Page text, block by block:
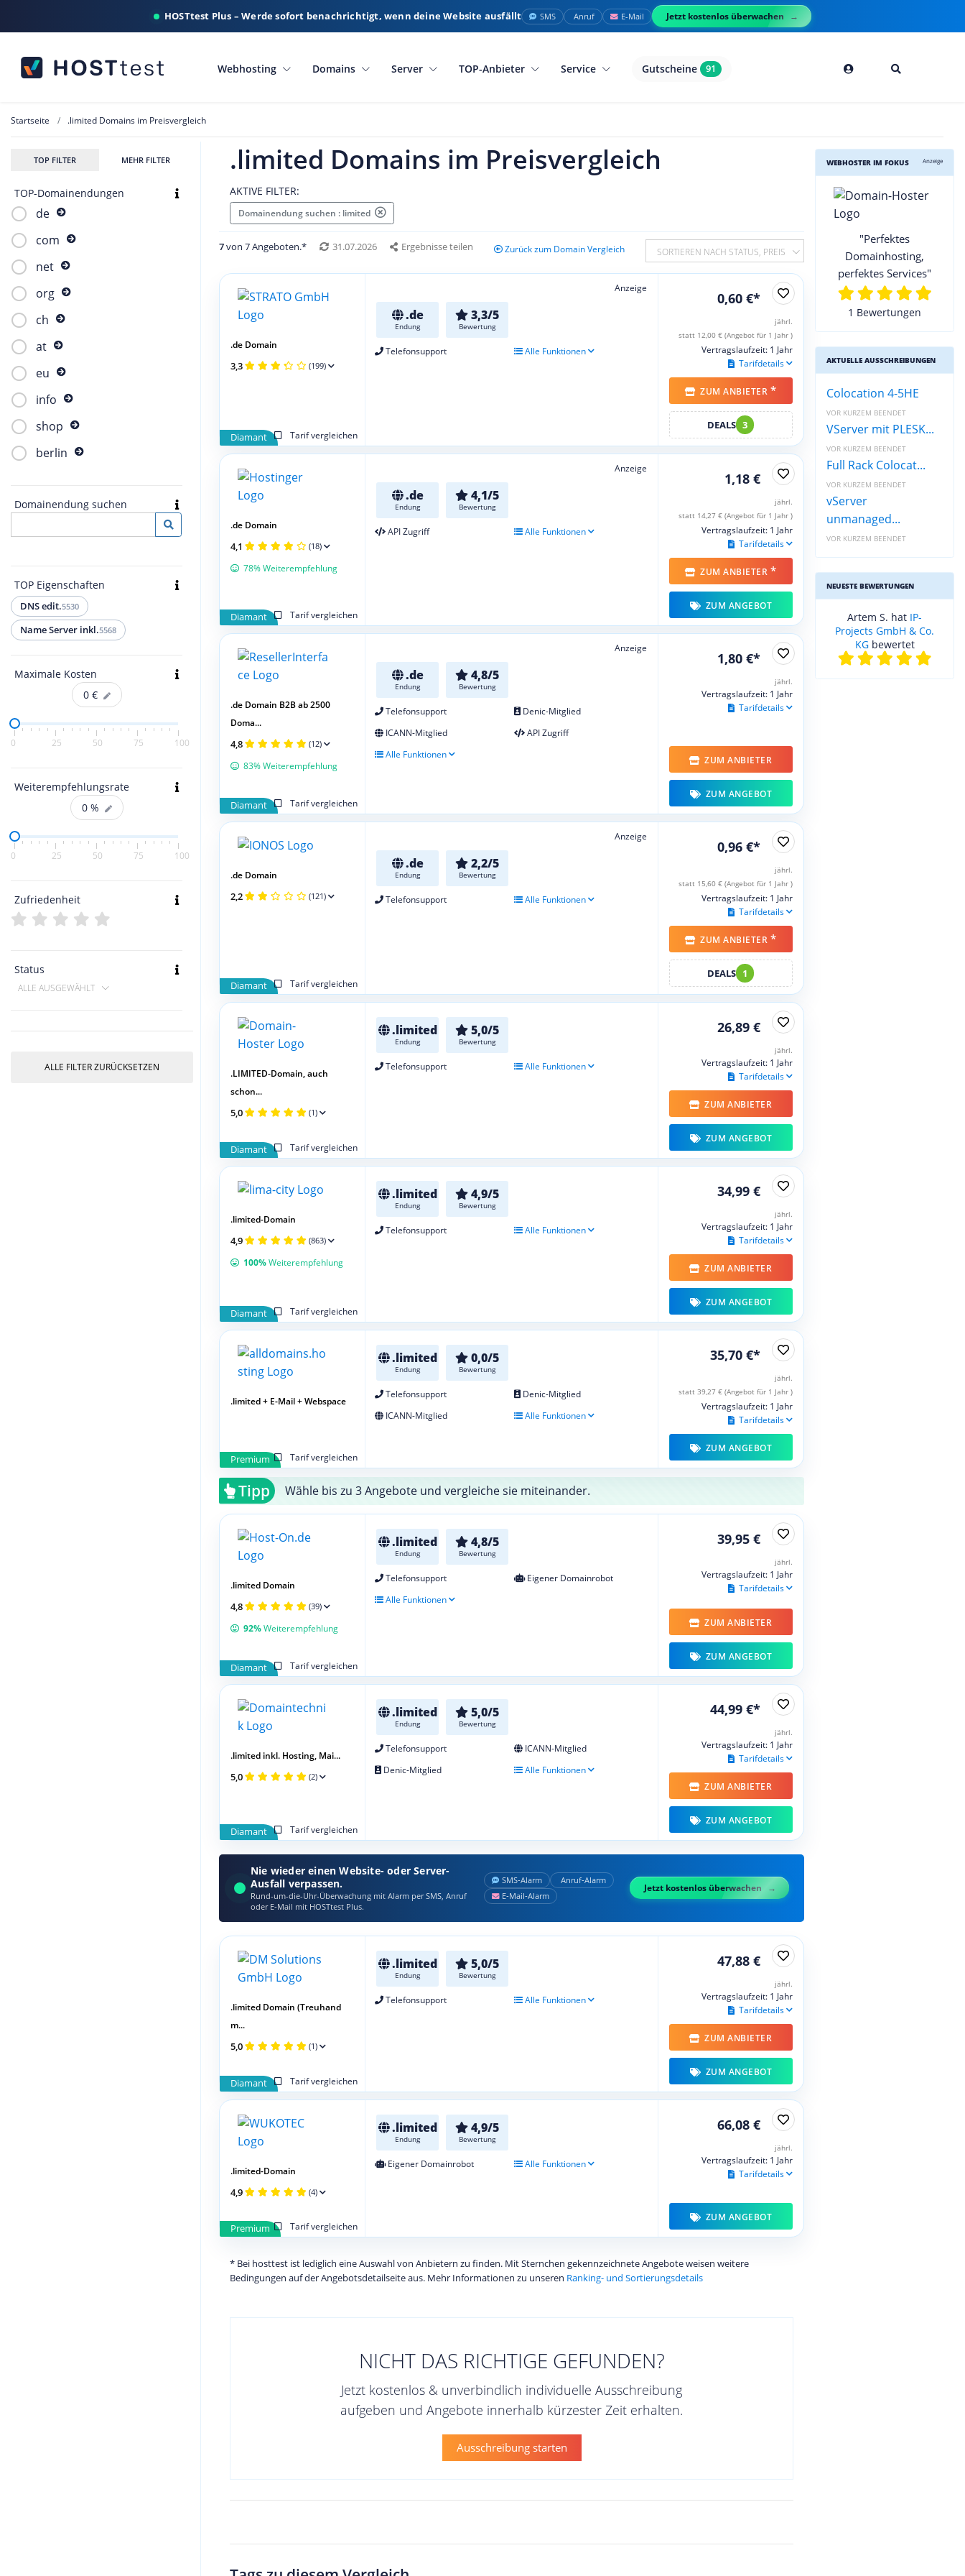
HOSTtest Plus – Werde sofort benachrichtigt, wenn deine Website ausfällt SMS Anruf E-Mail Jetzt kostenlos überwachen
Webhosting Domains Server TOP-Anbieter Service Gutscheine 91
Startseite .limited Domains im Preisvergleich
TOP FILTER MEHR FILTER
TOP-Domainendungen
de
com
net
org
ch
at
eu
info
shop
berlin
Domainendung suchen
TOP Eigenschaften
DNS edit.5530
Name Server inkl.5568
Maximale Kosten
0 €
0 25 50 75 100
Weiterempfehlungsrate
0 %
0 25 50 75 100
Zufriedenheit
Status
ALLE AUSGEWÄHLT
ALLE FILTER ZURÜCKSETZEN
.limited Domains im Preisvergleich
AKTIVE FILTER:
Domainendung suchen : limited
7von 7 Angeboten.* 31.07.2026 Ergebnisse teilen Zurück zum Domain Vergleich SORTIEREN NACH STATUS, PREIS
Anzeige
.de
Endung
3,3/5
Bewertung
Telefonsupport Alle Funktionen
Diamant Tarif vergleichen
.de Domain
3,3 (199)
0,60 €*
jährl.
statt 12,00 € (Angebot für 1 Jahr )
Vertragslaufzeit: 1 Jahr
Tarifdetails
ZUM ANBIETER *
DEALS 3
Anzeige
.de
Endung
4,1/5
Bewertung
API Zugriff Alle Funktionen
Diamant Tarif vergleichen
.de Domain
4,1 (18)
78% Weiterempfehlung
1,18 €
jährl.
statt 14,27 € (Angebot für 1 Jahr )
Vertragslaufzeit: 1 Jahr
Tarifdetails
ZUM ANBIETER *
ZUM ANGEBOT
Anzeige
.de
Endung
4,8/5
Bewertung
Telefonsupport
Denic-Mitglied
ICANN-Mitglied
API Zugriff
Alle Funktionen
Diamant Tarif vergleichen
.de Domain B2B ab 2500
Doma...
4,8 (12)
83% Weiterempfehlung
1,80 €*
jährl.
Vertragslaufzeit: 1 Jahr
Tarifdetails
ZUM ANBIETER
ZUM ANGEBOT
Anzeige
.de
Endung
2,2/5
Bewertung
Telefonsupport Alle Funktionen
Diamant Tarif vergleichen
.de Domain
2,2 (121)
0,96 €*
jährl.
statt 15,60 € (Angebot für 1 Jahr )
Vertragslaufzeit: 1 Jahr
Tarifdetails
ZUM ANBIETER *
DEALS 1
.limited
Endung
5,0/5
Bewertung
Telefonsupport Alle Funktionen
Diamant Tarif vergleichen
.LIMITED-Domain, auch
schon...
5,0 (1)
26,89 €
jährl.
Vertragslaufzeit: 1 Jahr
Tarifdetails
ZUM ANBIETER
ZUM ANGEBOT
.limited
Endung
4,9/5
Bewertung
Telefonsupport Alle Funktionen
Diamant Tarif vergleichen
.limited-Domain
4,9 (863)
100%Weiterempfehlung
34,99 €
jährl.
Vertragslaufzeit: 1 Jahr
Tarifdetails
ZUM ANBIETER
ZUM ANGEBOT
.limited
Endung
0,0/5
Bewertung
Telefonsupport
Denic-Mitglied
ICANN-Mitglied
Alle Funktionen
Premium Tarif vergleichen
.limited + E-Mail + Webspace
35,70 €*
jährl.
statt 39,27 € (Angebot für 1 Jahr )
Vertragslaufzeit: 1 Jahr
Tarifdetails
ZUM ANGEBOT
Tipp Wähle bis zu 3 Angebote und vergleiche sie miteinander.
.limited
Endung
4,8/5
Bewertung
Telefonsupport
Eigener Domainrobot
Alle Funktionen
Diamant Tarif vergleichen
.limited Domain
4,8 (39)
92%Weiterempfehlung
39,95 €
jährl.
Vertragslaufzeit: 1 Jahr
Tarifdetails
ZUM ANBIETER
ZUM ANGEBOT
.limited
Endung
5,0/5
Bewertung
Telefonsupport
ICANN-Mitglied
Denic-Mitglied
Alle Funktionen
Diamant Tarif vergleichen
.limited inkl. Hosting, Mai...
5,0 (2)
44,99 €*
jährl.
Vertragslaufzeit: 1 Jahr
Tarifdetails
ZUM ANBIETER
ZUM ANGEBOT
Nie wieder einen Website- oder Server-
Ausfall verpassen.
Rund-um-die-Uhr-Überwachung mit Alarm per SMS, Anruf
oder E‑Mail mit HOSTtest Plus.
SMS‑Alarm
Anruf‑Alarm
E‑Mail‑Alarm
Jetzt kostenlos überwachen
.limited
Endung
5,0/5
Bewertung
Telefonsupport Alle Funktionen
Diamant Tarif vergleichen
.limited Domain (Treuhand
m...
5,0 (1)
47,88 €
jährl.
Vertragslaufzeit: 1 Jahr
Tarifdetails
ZUM ANBIETER
ZUM ANGEBOT
.limited
Endung
4,9/5
Bewertung
Eigener Domainrobot Alle Funktionen
Premium Tarif vergleichen
.limited-Domain
4,9 (4)
66,08 €
jährl.
Vertragslaufzeit: 1 Jahr
Tarifdetails
ZUM ANGEBOT
* Bei hosttest ist lediglich eine Auswahl von Anbietern zu finden. Mit Sternchen gekennzeichnete Angebote weisen weitere
Bedingungen auf der Angebotsdetailseite aus. Mehr Informationen zu unseren Ranking- und Sortierungsdetails
NICHT DAS RICHTIGE GEFUNDEN?
Jetzt kostenlos & unverbindlich individuelle Ausschreibung
aufgeben und Angebote innerhalb kürzester Zeit erhalten.
Ausschreibung starten
WEBHOSTER IM FOKUS Anzeige
"Perfektes
Domainhosting,
perfektes Services"
1 Bewertungen
AKTUELLE AUSSCHREIBUNGEN
Colocation 4-5HE
VOR KURZEM BEENDET
VServer mit PLESK...
VOR KURZEM BEENDET
Full Rack Colocat...
VOR KURZEM BEENDET
vServer
unmanaged...
VOR KURZEM BEENDET
NEUESTE BEWERTUNGEN
Artem S. hat IP-
Projects GmbH & Co.
KGbewertet